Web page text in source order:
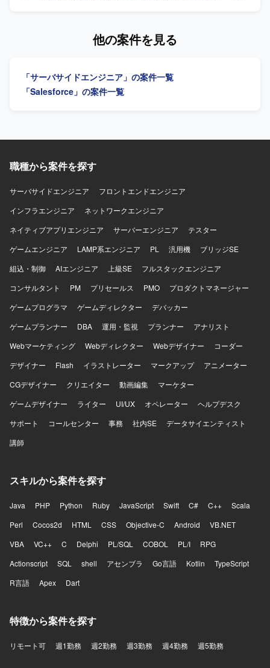
援だけでなくメンバー育成やスキルトランスファーを通じ
としたSalesforce環境において、権限管理やセキュリティ設
計などの運用・改善業務を行います。
導入、開発、テスト、UAT支援を行っていただきます。
ションの魅力】 数百名規模を想定したSalesforce Service
Cloud導入において、要件定義から本番導入まで一貫して携
他の案件を見る
「サーバサイドエンジニア」の案件一覧
「Salesforce」の案件一覧
職種から案件を探す
サーバサイドエンジニア
フロントエンドエンジニア
インフラエンジニア
ネットワークエンジニア
ネイティブアプリエンジニア
サーバーエンジニア
テスター
ゲームエンジニア
LAMP系エンジニア PL 汎用機
ブリッジSE
組込・制御
AIエンジニア 上級SE
フルスタックエンジニア
コンサルタント
PM プリセールス PMO
プロダクトマネージャー
ゲームプログラマ
ゲームディレクター
デバッカー
ゲームプランナー
DBA 運用・監視 プランナー
アナリスト
Webマーケティング
Webディレクター Webデザイナー
コーダー
デザイナー
Flash イラストレーター マークアップ
アニメーター
CGデザイナー
クリエイター 動画編集
マーケター
ゲームデザイナー
ライター UI/UX オペレーター
ヘルプデスク
サポート
コールセンター 事務 社内SE
データサイエンティスト
講師
スキルから案件を探す
Java PHP Python Ruby JavaScript Swift C# C++
Scala
Perl
Cocos2d HTML CSS Objective-C Android
VB.NET
VBA
VC++ C Delphi PL/SQL COBOL PL/I
RPG
Actionscript
SQL shell アセンブラ Go言語 Kotlin
TypeScript
R言語
Apex Dart
特徴から案件を探す
リモート可 週1勤務 週2勤務 週3勤務 週4勤務 週5勤務